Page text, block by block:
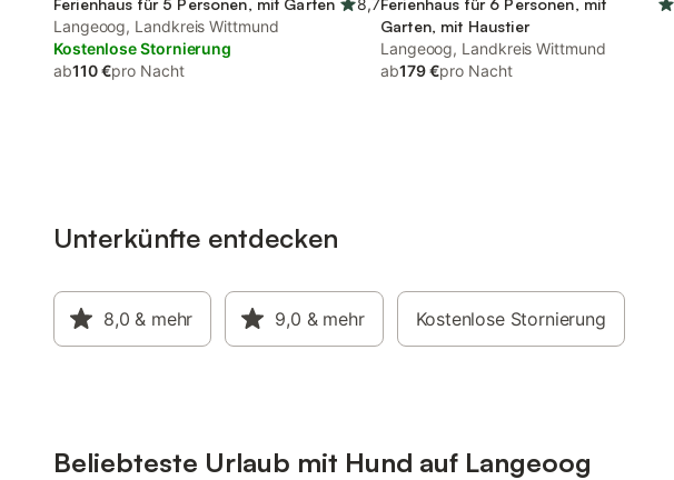
Ferienhaus für 5 Personen, mit Garten
8,7
Langeoog, Landkreis Wittmund
Kostenlose Stornierung
ab110 €pro Nacht
Ferienhaus für 6 Personen, mit
Garten, mit Haustier
Langeoog, Landkreis Wittmund
ab179 €pro Nacht
Unterkünfte entdecken
8,0 & mehr 9,0 & mehr Kostenlose Stornierung
Beliebteste Urlaub mit Hund auf Langeoog